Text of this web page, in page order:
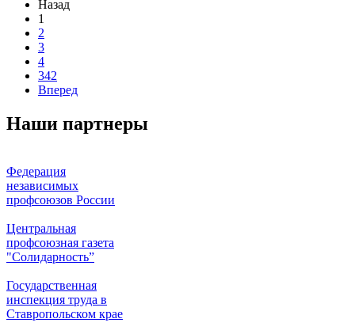
Назад
1
2
3
4
342
Вперед
Наши партнеры
Федерация
независимых
профсоюзов России
Центральная
профсоюзная газета
"Солидарность”
Государственная
инспекция труда в
Ставропольском крае